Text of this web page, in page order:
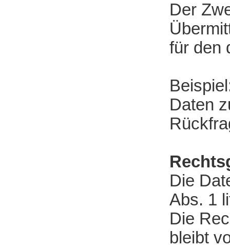
Der
für den
Daten
Die
Abs. 1
Die
bleibt